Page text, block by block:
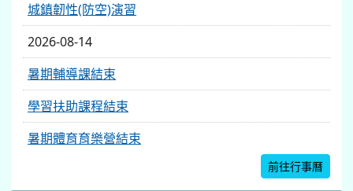
城鎮韌性(防空)演習
2026-08-14
暑期輔導課結束
學習扶助課程結束
暑期體育育樂營結束
前往行事曆